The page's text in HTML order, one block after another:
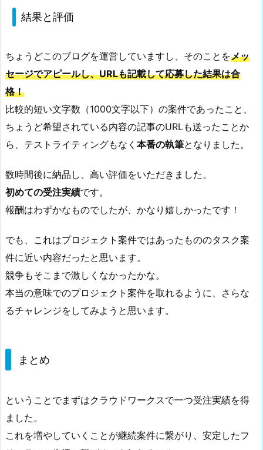
結果と評価
ちょうどこのブログを運営していますし、そのことをメッ
セージでアピールし、URLも記載して応募した結果は合
格！
比較的短い文字数（1000文字以下）の案件であったこと、
ちょうど希望されている内容の記事のURLも送ったことか
ら、テストライティングもなく 本番の執筆となりました。
数時間後に納品し、高い評価をいただきました。
初めての受注実績です。
報酬はわずかなものでしたが、かなり嬉しかったです！
でも、これはプロジェクト案件ではあったもののタスク案
件に近い内容だったと思います。
競争もそこまで激しくなかったかな。
本当の意味でのプロジェクト案件を取れるように、さらな
るチャレンジをしてみようと思います。
まとめ
ということでまずはクラウドワークスで一つ受注実績を得
ました。
これを増やしていくことが継続案件に繋がり、安定したフ